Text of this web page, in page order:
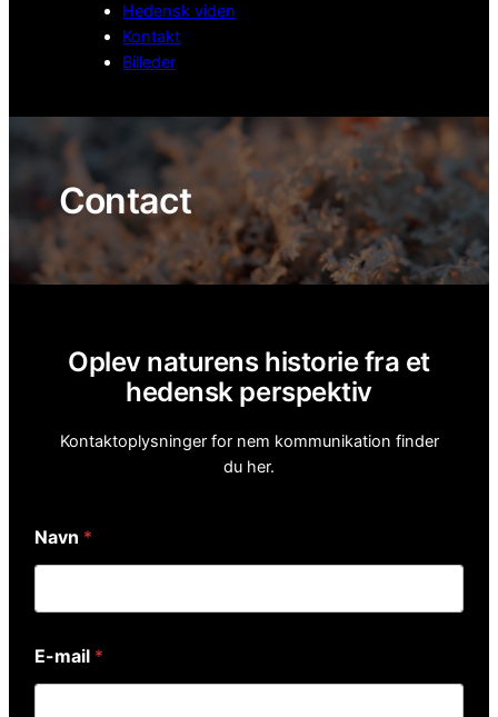
Hedensk viden
Kontakt
Billeder
Contact
Oplev naturens historie fra et
hedensk perspektiv
Kontaktoplysninger for nem kommunikation finder
du her.
Navn *
E-mail *